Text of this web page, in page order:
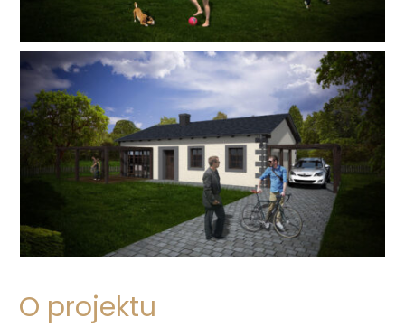
O projektu